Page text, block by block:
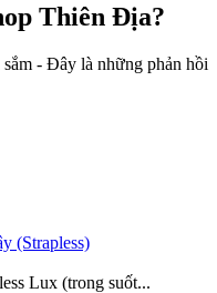
Thiên Địa?
- Đây là những phản hồi
(Strapless)
Lux (trong suốt...